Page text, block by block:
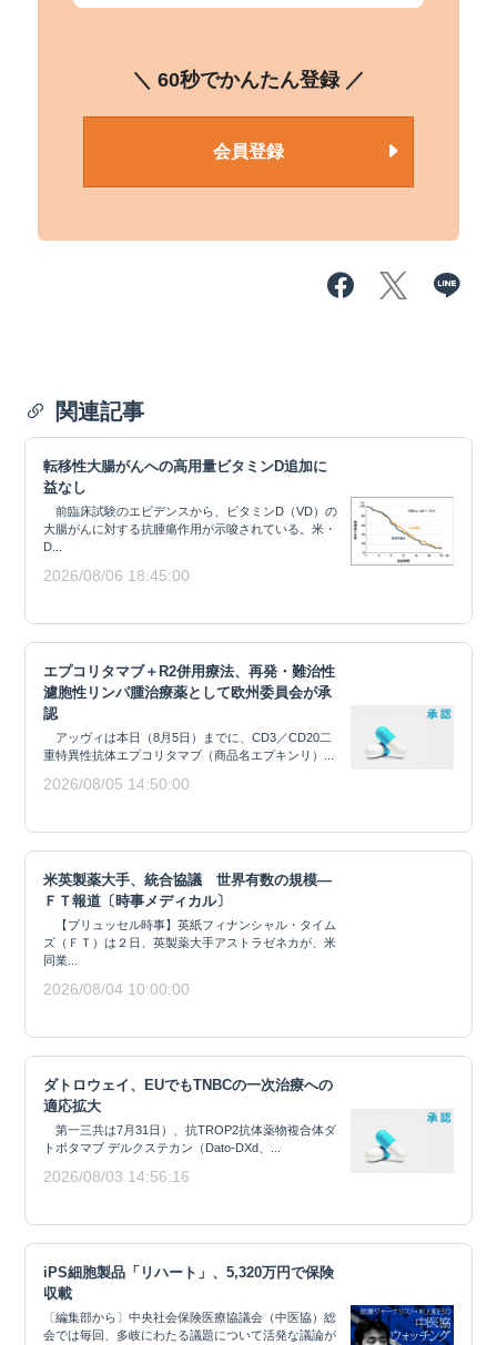
＼ 60秒でかんたん登録 ／
会員登録
関連記事
転移性大腸がんへの高用量ビタミンD追加に
益なし
前臨床試験のエビデンスから、ビタミンD（VD）の
大腸がんに対する抗腫瘍作用が示唆されている。米・
D...
2026/08/06 18:45:00
エプコリタマブ＋R2併用療法、再発・難治性
濾胞性リンパ腫治療薬として欧州委員会が承
認
アッヴィは本日（8月5日）までに、CD3／CD20二
重特異性抗体エプコリタマブ（商品名エプキンリ）...
2026/08/05 14:50:00
米英製薬大手、統合協議 世界有数の規模―
ＦＴ報道〔時事メディカル〕
【ブリュッセル時事】英紙フィナンシャル・タイム
ズ（ＦＴ）は２日、英製薬大手アストラゼネカが、米
同業...
2026/08/04 10:00:00
ダトロウェイ、EUでもTNBCの一次治療への
適応拡大
第一三共は7月31日）、抗TROP2抗体薬物複合体ダ
トポタマブ デルクステカン（Dato-DXd、...
2026/08/03 14:56:16
iPS細胞製品「リハート」、5,320万円で保険
収載
〔編集部から〕中央社会保険医療協議会（中医協）総
会では毎回、多岐にわたる議題について活発な議論が